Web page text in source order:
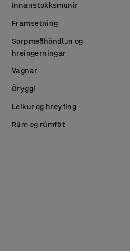
Innanstokksmunir
Framsetning
Sorpmeðhöndlun og
hreingerningar
Vagnar
Öryggi
Leikur og hreyfing
Rúm og rúmföt